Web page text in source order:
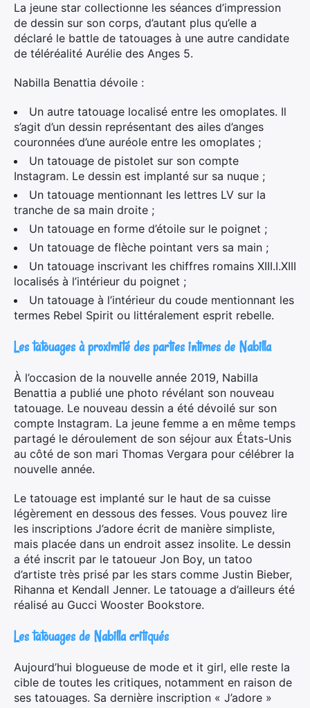
La jeune star collectionne les séances d’impression
de dessin sur son corps, d’autant plus qu’elle a
déclaré le battle de tatouages à une autre candidate
de téléréalité Aurélie des Anges 5.
Nabilla Benattia dévoile :
Un autre tatouage localisé entre les omoplates. Il
s’agit d’un dessin représentant des ailes d’anges
couronnées d’une auréole entre les omoplates ;
Un tatouage de pistolet sur son compte
Instagram. Le dessin est implanté sur sa nuque ;
Un tatouage mentionnant les lettres LV sur la
tranche de sa main droite ;
Un tatouage en forme d’étoile sur le poignet ;
Un tatouage de flèche pointant vers sa main ;
Un tatouage inscrivant les chiffres romains XIII.I.XIII
localisés à l’intérieur du poignet ;
Un tatouage à l’intérieur du coude mentionnant les
termes Rebel Spirit ou littéralement esprit rebelle.
Les tatouages à proximité des parties intimes de Nabilla
À l’occasion de la nouvelle année 2019, Nabilla
Benattia a publié une photo révélant son nouveau
tatouage. Le nouveau dessin a été dévoilé sur son
compte Instagram. La jeune femme a en même temps
partagé le déroulement de son séjour aux États-Unis
au côté de son mari Thomas Vergara pour célébrer la
nouvelle année.
Le tatouage est implanté sur le haut de sa cuisse
légèrement en dessous des fesses. Vous pouvez lire
les inscriptions J’adore écrit de manière simpliste,
mais placée dans un endroit assez insolite. Le dessin
a été inscrit par le tatoueur Jon Boy, un tatoo
d’artiste très prisé par les stars comme Justin Bieber,
Rihanna et Kendall Jenner. Le tatouage a d’ailleurs été
réalisé au Gucci Wooster Bookstore.
Les tatouages de Nabilla critiqués
Aujourd’hui blogueuse de mode et it girl, elle reste la
cible de toutes les critiques, notamment en raison de
ses tatouages. Sa dernière inscription « J’adore »